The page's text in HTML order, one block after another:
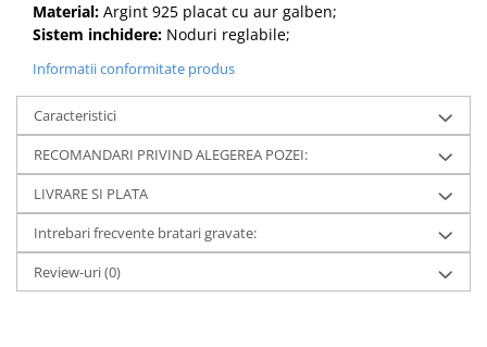
Material: Argint 925 placat cu aur galben;
Sistem inchidere: Noduri reglabile;
Informatii conformitate produs
Caracteristici
RECOMANDARI PRIVIND ALEGEREA POZEI:
LIVRARE SI PLATA
Intrebari frecvente bratari gravate:
Review-uri(0)